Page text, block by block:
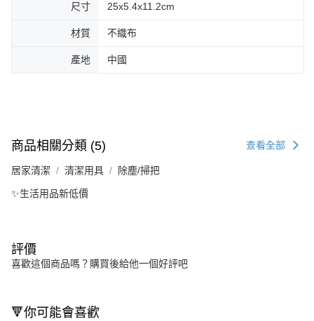
尺寸 25x5.4x11.2cm
材質 不織布
產地 中國
商品相關分類 (5) 查看全部
居家清潔 清潔用具 除塵/掃把
✨生活用品新低價
評價
喜歡這個商品嗎？購買後給他一個好評吧
🔻你可能會喜歡